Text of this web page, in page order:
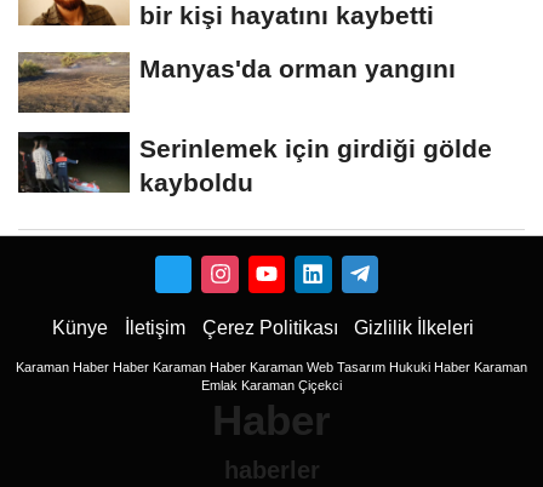
bir kişi hayatını kaybetti
Manyas'da orman yangını
Serinlemek için girdiği gölde
kayboldu
Künye İletişim Çerez Politikası Gizlilik İlkeleri
Karaman Haber Haber Karaman Haber Karaman Web Tasarım Hukuki Haber Karaman
Emlak Karaman Çiçekci
Haber
haberler